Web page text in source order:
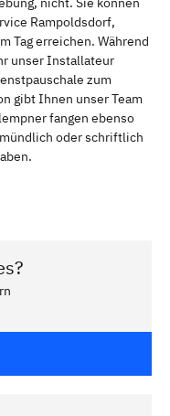
Rampoldsdorf,
Tag erreichen. Während
unser Installateur
zum
gibt Ihnen unser Team
fangen ebenso
oder schriftlich